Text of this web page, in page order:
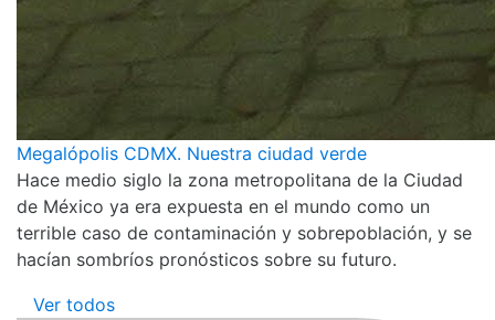
Megalópolis CDMX. Nuestra ciudad verde
Hace medio siglo la zona metropolitana de la Ciudad
de México ya era expuesta en el mundo como un
terrible caso de contaminación y sobrepoblación, y se
hacían sombríos pronósticos sobre su futuro.
Ver todos